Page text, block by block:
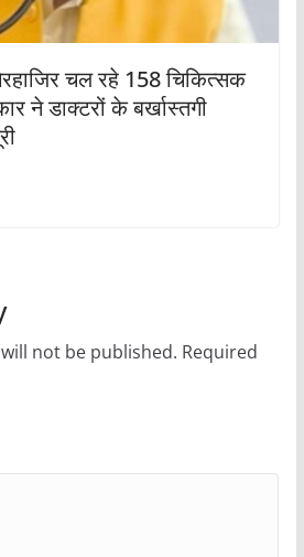
चल रहे 158 चिकित्सक
ने डाक्टरों के बर्खास्तगी
not be published. Required